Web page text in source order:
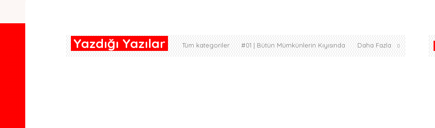
Yazdığı Yazılar Tüm kategoriler #01 | Bütün Mümkünlerin Kıyısında Daha Fazla